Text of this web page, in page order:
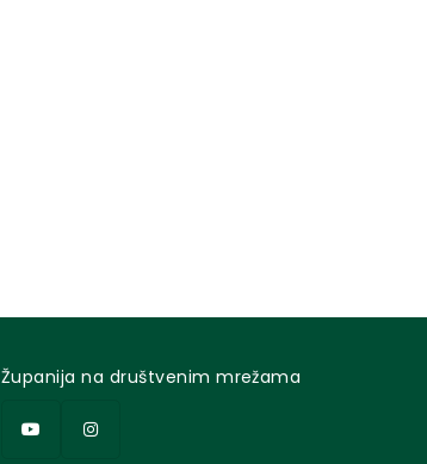
Županija na društvenim mrežama